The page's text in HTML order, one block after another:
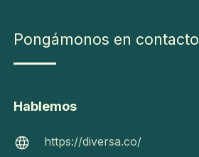
f
Pongámonos en contacto
Hablemos
https://diversa.co/